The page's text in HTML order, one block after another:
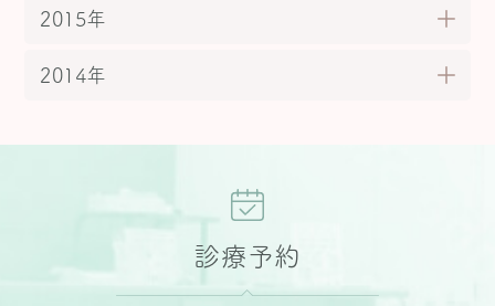
2015年
2014年
診療予約